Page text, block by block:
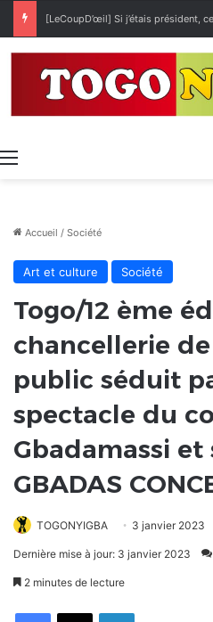
[LeCoupD’œil] Si j’étais président,
Menu
Accueil / Société
Art et culture Société
Togo/12 ème
chancellerie
public séduit
spectacle du
Gbadamassi
GBADAS
TOGONYIGBA 3 janvier 2023
Dernière mise à jour: 3 janvier 2023
2 minutes de lecture
FacebookX Linkedin